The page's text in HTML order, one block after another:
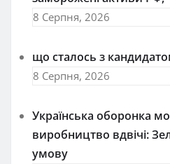
8 Серпня, 2026
що сталось з
8 Серпня, 2026
Українська оборонка
виробництво вдвічі:
умову